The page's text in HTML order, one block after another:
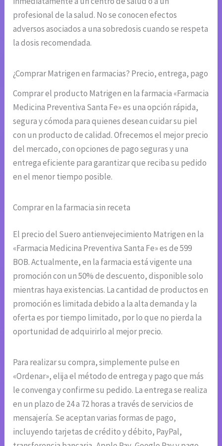
profesional de la salud. No se conocen efectos
adversos asociados a una sobredosis cuando se respeta
la dosis recomendada.
¿Comprar Matrigen en farmacias? Precio, entrega, pago
Comprar el producto Matrigen en la farmacia «Farmacia
Medicina Preventiva Santa Fe» es una opción rápida,
segura y cómoda para quienes desean cuidar su piel
con un producto de calidad. Ofrecemos el mejor precio
del mercado, con opciones de pago seguras y una
entrega eficiente para garantizar que reciba su pedido
en el menor tiempo posible.
Comprar en la farmacia sin receta
El precio del Suero antienvejecimiento Matrigen en la
«Farmacia Medicina Preventiva Santa Fe» es de 599
BOB. Actualmente, en la farmacia está vigente una
promoción con un 50% de descuento, disponible solo
mientras haya existencias. La cantidad de productos en
promoción es limitada debido a la alta demanda y la
oferta es por tiempo limitado, por lo que no pierda la
oportunidad de adquirirlo al mejor precio.
Para realizar su compra, simplemente pulse en
«Ordenar», elija el método de entrega y pago que más
le convenga y confirme su pedido. La entrega se realiza
en un plazo de 24 a 72 horas a través de servicios de
mensajería. Se aceptan varias formas de pago,
incluyendo tarjetas de crédito y débito, PayPal,